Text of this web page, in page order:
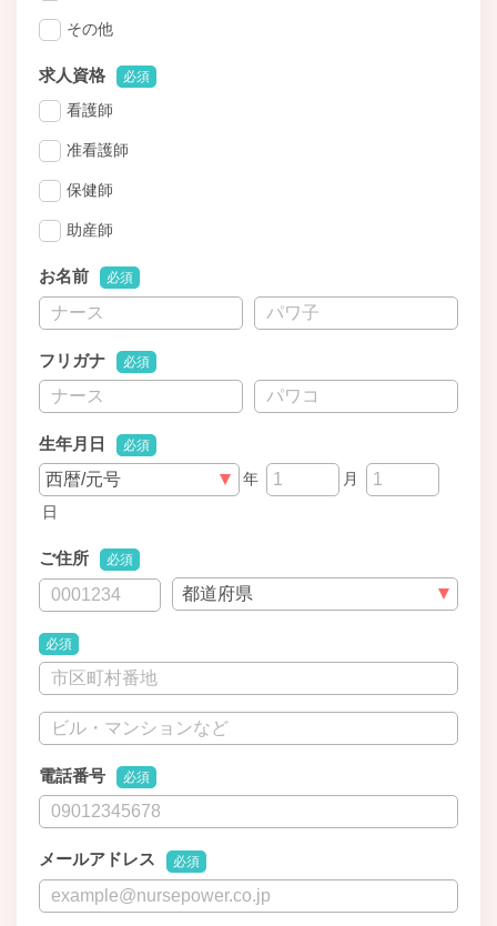
その他
求人資格 必須
看護師
准看護師
保健師
助産師
お名前 必須
フリガナ 必須
生年月日 必須
年
月
日
ご住所 必須
必須
電話番号 必須
メールアドレス 必須